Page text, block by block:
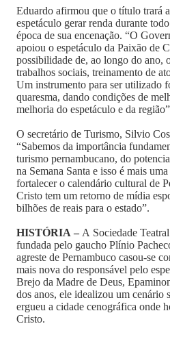
Eduardo afirmou que o título trará
espetáculo gerar renda durante
época de sua encenação. “O
apoiou o espetáculo da Paixão de
possibilidade de, ao longo do ano,
trabalhos sociais, treinamento de
Um instrumento para ser utilizado
quaresma, dando condições de
melhoria do espetáculo e da
O secretário de Turismo, Silvio
“Sabemos da importância
turismo pernambucano, do
na Semana Santa e isso é mais
fortalecer o calendário cultural de
Cristo tem um retorno de mídia
bilhões de reais para o estado”.
HISTÓRIA – A Sociedade
fundada pelo gaucho Plínio
agreste de Pernambuco casou-se
mais nova do responsável pelo
Brejo da Madre de Deus,
dos anos, ele idealizou um cenário
ergueu a cidade cenográfica onde
Cristo.